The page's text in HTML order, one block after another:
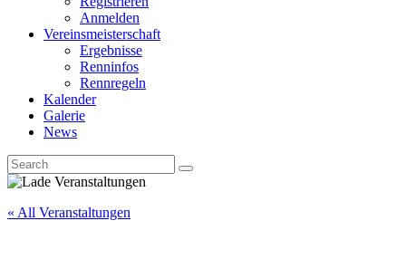
Anmelden
Vereinsmeisterschaft
Ergebnisse
Renninfos
Rennregeln
Kalender
Galerie
News
« All Veranstaltungen